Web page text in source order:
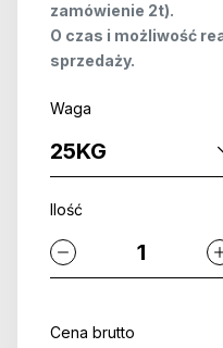
zamówienie 2t).
O czas i możliwość
sprzedaży.
Waga
Ilość
Cena brutto